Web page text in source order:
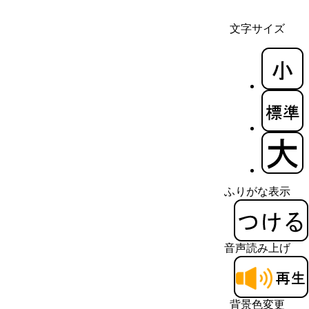
文字サイズ
ふりがな表示
音声読み上げ
背景色変更